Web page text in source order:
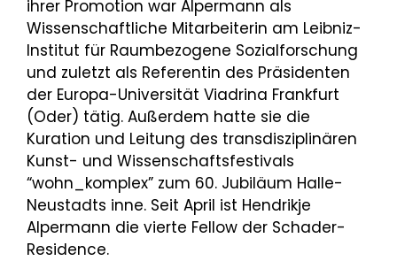
ihrer Promotion war Alpermann als
Wissenschaftliche Mitarbeiterin am Leibniz-
Institut für Raumbezogene Sozialforschung
und zuletzt als Referentin des Präsidenten
der Europa-Universität Viadrina Frankfurt
(Oder) tätig. Außerdem hatte sie die
Kuration und Leitung des transdisziplinären
Kunst- und Wissenschaftsfestivals
“wohn_komplex” zum 60. Jubiläum Halle-
Neustadts inne. Seit April ist Hendrikje
Alpermann die vierte Fellow der Schader-
Residence.